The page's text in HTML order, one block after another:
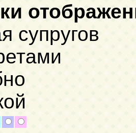
супругов